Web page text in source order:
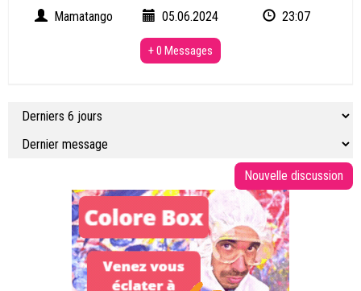
Mamatango
05.06.2024 23:07
+ 0 Messages